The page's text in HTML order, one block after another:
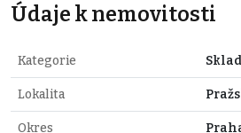
Údaje k nemovitosti
Kategorie
Lokalita
Okres